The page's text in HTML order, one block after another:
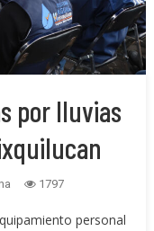
por lluvias
1797
personal